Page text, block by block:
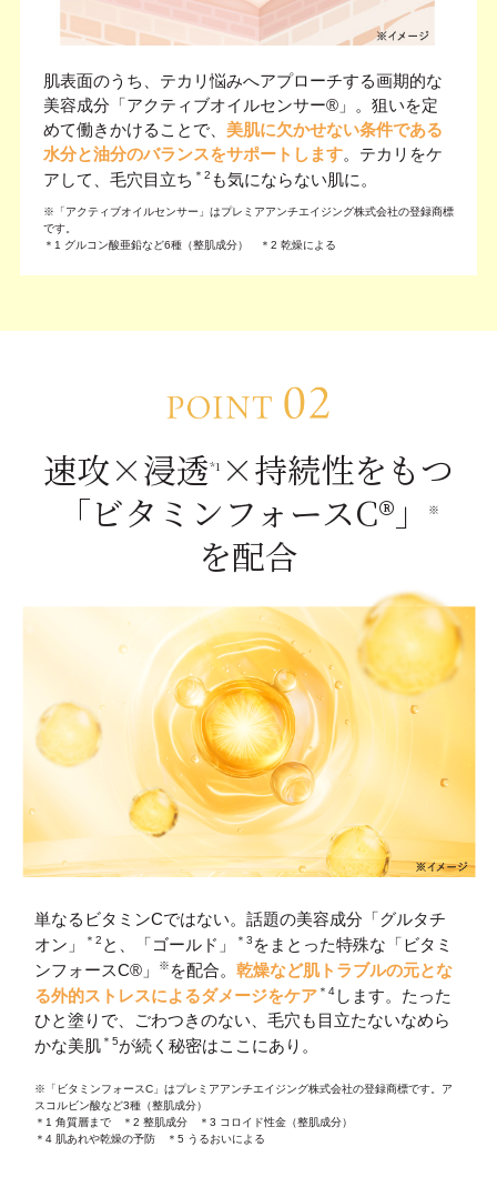
肌表面のうち、テカリ悩みへアプローチする画期的な
美容成分「アクティブオイルセンサー®」。狙いを定
めて働きかけることで、 美肌に欠かせない条件である
水分と油分のバランスをサポートします。テカリをケ
アして、毛穴目立ち ＊2 も気にならない肌に。
※「アクティブオイルセンサー」はプレミアアンチエイジング株式会社の登録商標
です。
＊1 グルコン酸亜鉛など6種（整肌成分） ＊2 乾燥による
速攻×浸透*1 ×持続性をもつ
「ビタミンフォースC®」
※
を配合
単なるビタミンCではない。話題の美容成分「グルタチ
オン」
＊2 と、「ゴールド」 ＊3 をまとった特殊な「ビタミ
ンフォースC®」
※ を配合。乾燥など肌トラブルの元とな
る外的ストレスによるダメージをケア ＊4 します。たった
ひと塗りで、ごわつきのない、毛穴も目立たないなめら
かな美肌 ＊5が続く秘密はここにあり。
※「ビタミンフォースC」はプレミアアンチエイジング株式会社の登録商標です。ア
スコルビン酸など3種（整肌成分）
＊1 角質層まで ＊2 整肌成分 ＊3 コロイド性金（整肌成分）
＊4 肌あれや乾燥の予防 ＊5 うるおいによる